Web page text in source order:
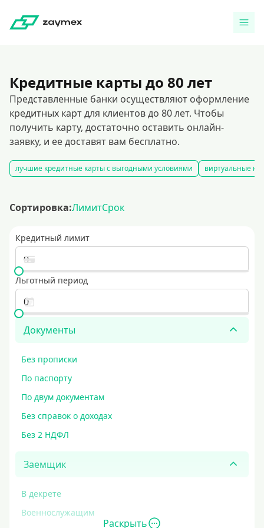
Кредитные карты до 80 лет
Представленные банки осуществляют оформление
кредитных карт для клиентов до 80 лет. Чтобы
получить карту, достаточно оставить онлайн-
заявку, и ее доставят вам бесплатно.
лучшие кредитные карты с выгодными условиями виртуальные
Сортировка:ЛимитСрок
Кредитный лимит
Льготный период
Документы
Без прописки
По паспорту
По двум документам
Без справок о доходах
Без 2 НДФЛ
Заемщик
В декрете
Военнослужащим
Раскрыть